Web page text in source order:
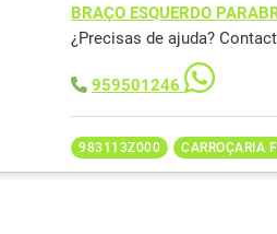
BRAÇO ESQUERDO
¿Precisas de ajuda?
959501246
983113Z000 CARROÇARIA